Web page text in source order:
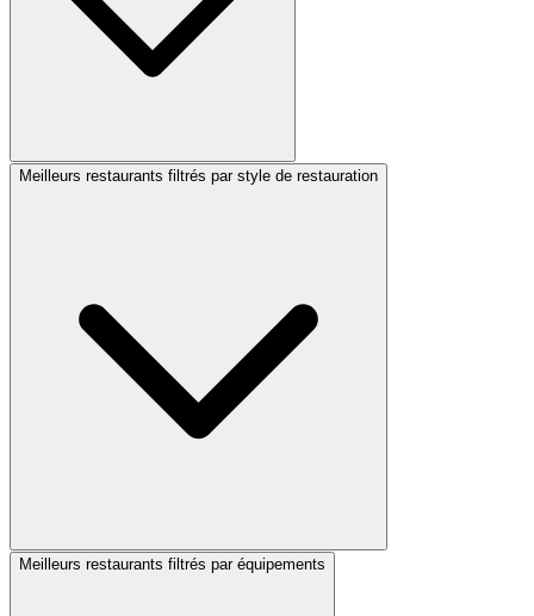
Meilleurs restaurants filtrés par style de restauration
Meilleurs restaurants filtrés par équipements